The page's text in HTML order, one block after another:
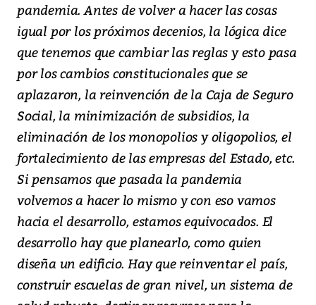
pandemia. Antes de volver a hacer las cosas
igual por los próximos decenios, la lógica dice
que tenemos que cambiar las reglas y esto pasa
por los cambios constitucionales que se
aplazaron, la reinvención de la Caja de Seguro
Social, la minimización de subsidios, la
eliminación de los monopolios y oligopolios, el
fortalecimiento de las empresas del Estado, etc.
Si pensamos que pasada la pandemia
volvemos a hacer lo mismo y con eso vamos
hacia el desarrollo, estamos equivocados. El
desarrollo hay que planearlo, como quien
diseña un edificio. Hay que reinventar el país,
construir escuelas de gran nivel, un sistema de